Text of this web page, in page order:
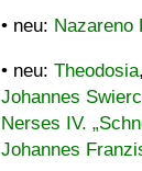
• neu: Nazareno
• neu: Theodosia,
Johannes
Nerses IV.
Johannes